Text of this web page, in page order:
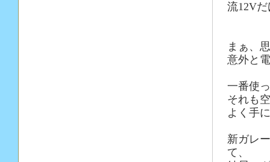
流12V
まぁ、
意外と
一番使
それも
よく手
新ガレ
て、